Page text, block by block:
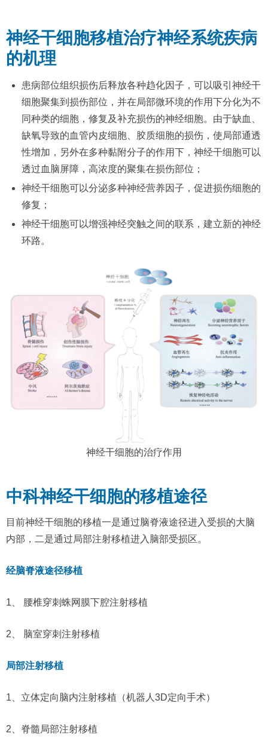
神经干细胞移植治疗神经系统疾病
的机理
患病部位组织损伤后释放各种趋化因子，可以吸引神经干
细胞聚集到损伤部位，并在局部微环境的作用下分化为不
同种类的细胞，修复及补充损伤的神经细胞。由于缺血、
缺氧导致的血管内皮细胞、胶质细胞的损伤，使局部通透
性增加，另外在多种黏附分子的作用下，神经干细胞可以
透过血脑屏障，高浓度的聚集在损伤部位；
神经干细胞可以分泌多种神经营养因子，促进损伤细胞的
修复；
神经干细胞可以增强神经突触之间的联系，建立新的神经
环路。
神经干细胞的治疗作用
中科神经干细胞的移植途径
目前神经干细胞的移植一是通过脑脊液途径进入受损的大脑
内部，二是通过局部注射移植进入脑部受损区。
经脑脊液途径移植
1、 腰椎穿刺蛛网膜下腔注射移植
2、 脑室穿刺注射移植
局部注射移植
1、立体定向脑内注射移植（机器人3D定向手术）
2、脊髓局部注射移植